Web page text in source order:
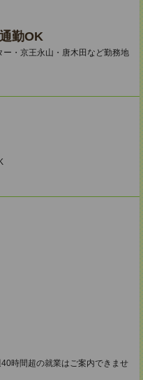
勤OK
ー・京王永山・唐木田など勤務地
時間超の就業はご案内できませ